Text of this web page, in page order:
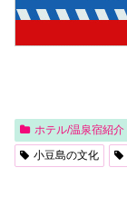
ホテル/温泉宿紹介
小豆島の文化